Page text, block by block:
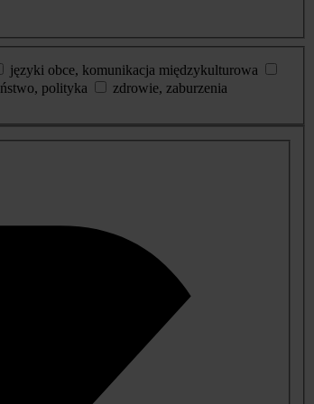
języki obce, komunikacja międzykulturowa
polityka zdrowie, zaburzenia